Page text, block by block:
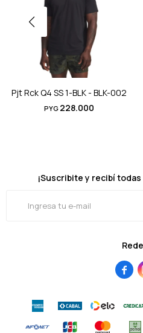
Pjt Rck Q4 SS 1-BLK - BLK-002
PYG 228.000

¡Suscribite y recibí